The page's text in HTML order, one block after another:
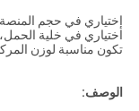
إختياري في حجم
اختياري في خلية
تكون مناسبة لوزن
الوصف: